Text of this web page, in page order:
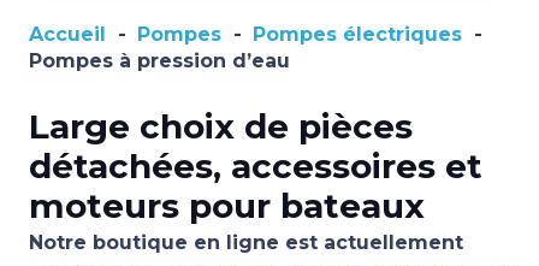
Accueil - Pompes - Pompes électriques -
Pompes à pression d’eau
Large choix de pièces
détachées, accessoires et
moteurs pour bateaux
Notre boutique en ligne est actuellement